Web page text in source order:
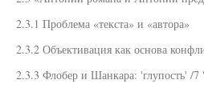
2.3.1 Проблема «текста» и «автора»
2.3.2 Объективация как основа
2.3.3 Флобер и Шанкара: 'глупость' /7